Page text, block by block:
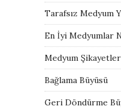
Tarafsız Medyum
En İyi Medyumlar
Medyum
Bağlama Büyüsü
Geri Döndürme